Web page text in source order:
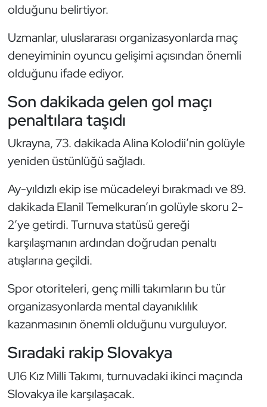
olduğunu belirtiyor.
Uzmanlar, uluslararası organizasyonlarda maç
deneyiminin oyuncu gelişimi açısından önemli
olduğunu ifade ediyor.
Son dakikada gelen gol maçı
penaltılara taşıdı
Ukrayna, 73. dakikada Alina Kolodii’nin golüyle
yeniden üstünlüğü sağladı.
Ay-yıldızlı ekip ise mücadeleyi bırakmadı ve 89.
dakikada Elanil Temelkuran’ın golüyle skoru 2-
2’ye getirdi. Turnuva statüsü gereği
karşılaşmanın ardından doğrudan penaltı
atışlarına geçildi.
Spor otoriteleri, genç milli takımların bu tür
organizasyonlarda mental dayanıklılık
kazanmasının önemli olduğunu vurguluyor.
Sıradaki rakip Slovakya
U16 Kız Milli Takımı, turnuvadaki ikinci maçında
Slovakya ile karşılaşacak.
Hava Sporları
Hentbol
İşitme Engelli Sporcular
Judo ve Kuraş
Kano ve Rafting
Kayak
Kempo
Kick Boks
Kürek
Masa Tenisi
Modern Pentatlon
Motor Sporları